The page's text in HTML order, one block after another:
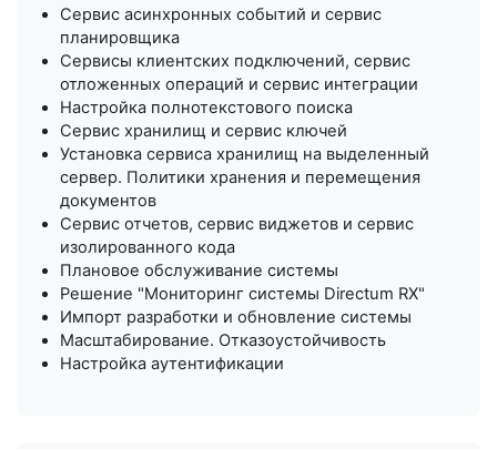
Сервис асинхронных событий и сервис
планировщика
Сервисы клиентских подключений, сервис
отложенных операций и сервис интеграции
Настройка полнотекстового поиска
Сервис хранилищ и сервис ключей
Установка сервиса хранилищ на выделенный
сервер. Политики хранения и перемещения
документов
Сервис отчетов, сервис виджетов и сервис
изолированного кода
Плановое обслуживание системы
Решение "Мониторинг системы Directum RX"
Импорт разработки и обновление системы
Масштабирование. Отказоустойчивость
Настройка аутентификации